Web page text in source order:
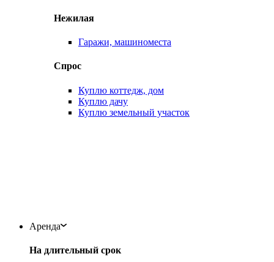
Нежилая
Гаражи, машиноместа
Спрос
Куплю коттедж, дом
Куплю дачу
Куплю земельный участок
Аренда
На длительный срок